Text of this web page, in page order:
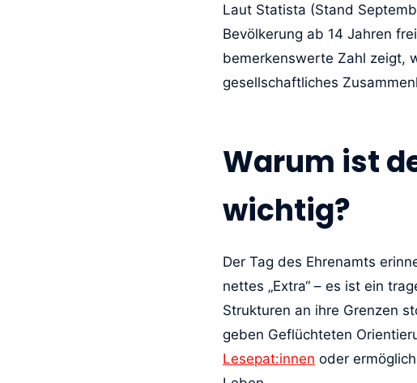
Laut Statista (Stand
Bevölkerung ab 14 Jahren
bemerkenswerte Zahl zeigt,
gesellschaftliches
Warum ist
wichtig?
Der Tag des Ehrenamts
nettes „Extra“ – es ist ein
Strukturen an ihre Grenzen
geben Geflüchteten
Lesepat:innen oder